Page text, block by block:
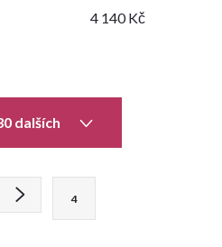
4 140 Kč
dalších
4